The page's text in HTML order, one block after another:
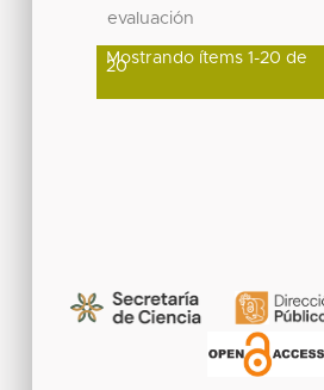
evaluación
Mostrando ítems 1-20 de
20